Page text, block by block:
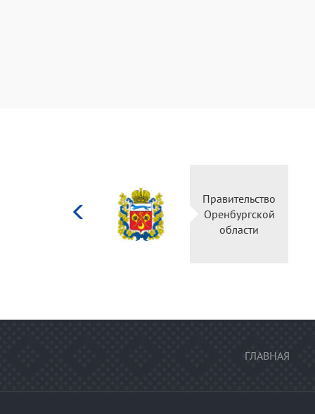
Министерство
культуры
Российской
федерации
ГЛАВНАЯ